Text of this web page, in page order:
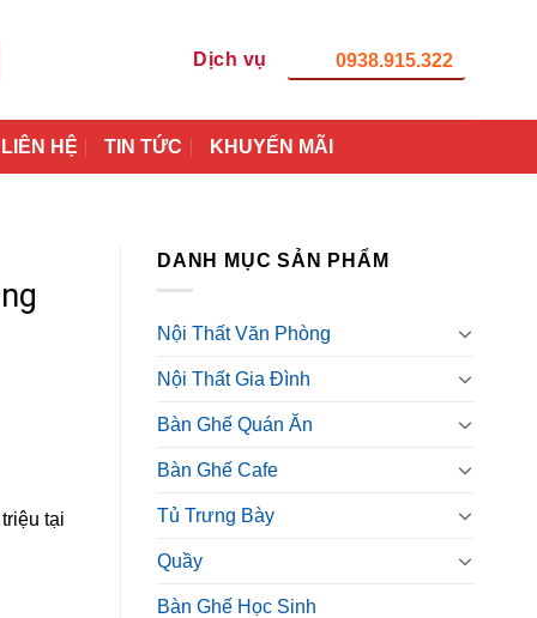
Dịch vụ 0938.915.322
LIÊN HỆ TIN TỨC KHUYẾN MÃI
DANH MỤC SẢN PHẨM
Nội Thất Văn Phòng
Nội Thất Gia Đình
Bàn Ghế Quán Ăn
Bàn Ghế Cafe
Tủ Trưng Bày
Quầy
Bàn Ghế Học Sinh
tại